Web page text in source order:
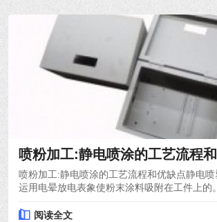
喷粉加工:静电喷涂的工艺流程
喷粉加工:静电喷涂的工艺流程和优缺点静电
运用电晕放电表象使粉末涂料吸附在工件上的
阅读全文